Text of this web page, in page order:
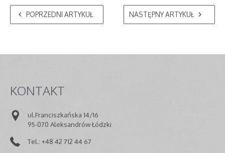
POPRZEDNI ARTYKUŁ NASTĘPNY ARTYKUŁ
KONTAKT
ul.Franciszkańska 14/16
95-070 Aleksandrów Łódzki
Tel.: +48 42 712 44 67